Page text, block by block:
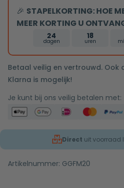
verlichting
en
touch
sensor
60x60cm
🎉 STAPELKORTING: HOE
MEER KORTING U
24
dagen
18
uren
Betaal veilig en vertrouwd.
Klarna is mogelijk!
Je kunt bij ons veilig betalen met:
Direct uit voorraad
Artikelnummer: GGFM20